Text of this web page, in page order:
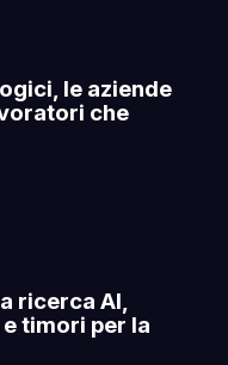
le aziende
che
ricerca AI,
timori per la